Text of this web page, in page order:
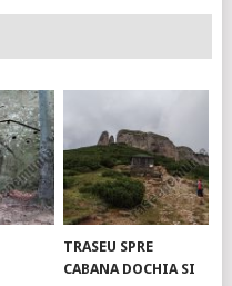
TRASEU SPRE
CABANA DOCHIA SI